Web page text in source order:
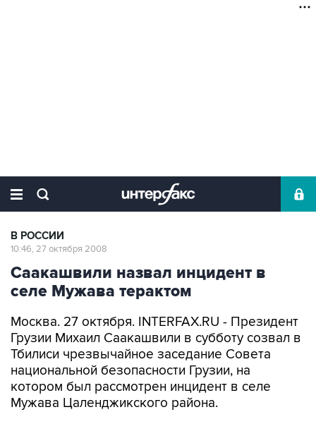
В РОССИИ
10:46, 27 октября 2008
Саакашвили назвал инцидент в
селе Мужава терактом
Москва. 27 октября. INTERFAX.RU - Президент
Грузии Михаил Саакашвили в субботу созвал в
Тбилиси чрезвычайное заседание Совета
национальной безопасности Грузии, на
котором был рассмотрен инцидент в селе
Мужава Цаленджикского района.